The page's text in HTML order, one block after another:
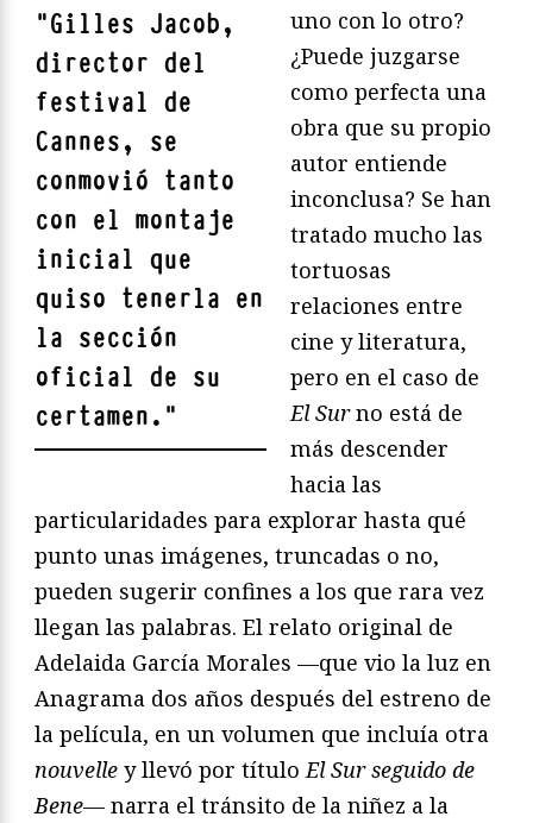
"Gilles Jacob,
director del
festival de
Cannes, se
conmovió tanto
con el montaje
inicial que
quiso tenerla en
la sección
oficial de su
certamen. "
uno con lo otro?
¿Puede juzgarse
como perfecta una
obra que su propio
autor entiende
inconclusa? Se han
tratado mucho las
tortuosas
relaciones entre
cine y literatura,
pero en el caso de
El Surno está de
más descender
hacia las
particularidades para explorar hasta qué
punto unas imágenes, truncadas o no,
pueden sugerir confines a los que rara vez
llegan las palabras. El relato original de
Adelaida García Morales —que vio la luz en
Anagrama dos años después del estreno de
la película, en un volumen que incluía otra
nouvelle y llevó por títuloEl Sur seguido de
Bene— narra el tránsito de la niñez a la